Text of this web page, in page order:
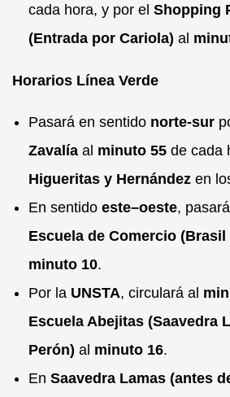
cada hora, y por el Shopping
(Entrada por Cariola) al
Horarios Línea Verde
Pasará en sentido norte-sur
Zavalía al minuto 55 de cada
Higueritas y Hernández en
En sentido este–oeste,
Escuela de Comercio (Brasil
minuto 10.
Por la UNSTA, circulará al
Escuela Abejitas (Saavedra
Perón) al minuto 16.
En Saavedra Lamas (antes